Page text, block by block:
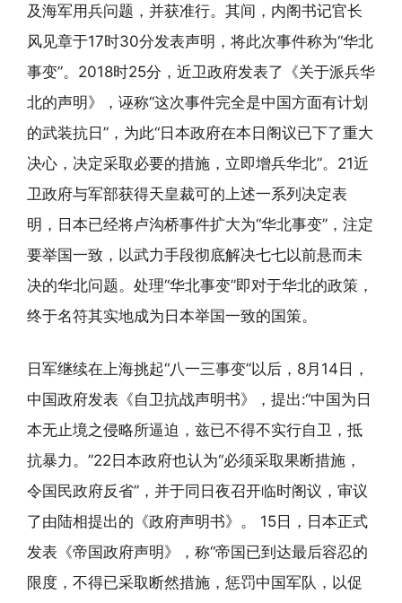
及海军用兵问题，并获准行。其间，内阁书记官长
风见章于17时30分发表声明，将此次事件称为“华北
事变”。2018时25分，近卫政府发表了《关于派兵华
北的声明》，诬称“这次事件完全是中国方面有计划
的武装抗日”，为此“日本政府在本日阁议已下了重大
决心，决定采取必要的措施，立即增兵华北”。21近
卫政府与军部获得天皇裁可的上述一系列决定表
明，日本已经将卢沟桥事件扩大为“华北事变”，注定
要举国一致，以武力手段彻底解决七七以前悬而未
决的华北问题。处理“华北事变”即对于华北的政策，
终于名符其实地成为日本举国一致的国策。
日军继续在上海挑起“八一三事变”以后，8月14日，
中国政府发表《自卫抗战声明书》，提出:“中国为日
本无止境之侵略所逼迫，兹已不得不实行自卫，抵
抗暴力。”22日本政府也认为“必须采取果断措施，
令国民政府反省”，并于同日夜召开临时阁议，审议
了由陆相提出的《政府声明书》。 15日，日本正式
发表《帝国政府声明》，称“帝国已到达最后容忍的
限度，不得已采取断然措施，惩罚中国军队，以促